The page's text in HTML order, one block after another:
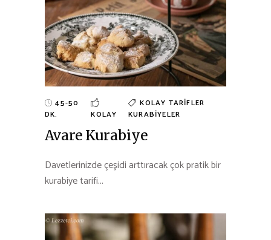
45-50
DK.
KOLAY
KOLAY TARIFLER
KURABIYELER
Avare Kurabiye
Davetlerinizde çeşidi arttıracak çok pratik bir
kurabiye tarifi...